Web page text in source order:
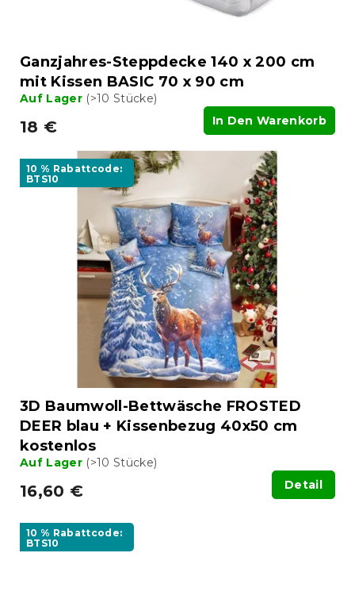
Ganzjahres-Steppdecke 140 x 200 cm
mit Kissen BASIC 70 x 90 cm
Auf Lager (>10 Stücke)
18 € In Den Warenkorb
10 % Rabattcode:
BTS10
3D Baumwoll-Bettwäsche FROSTED
DEER blau + Kissenbezug 40x50 cm
kostenlos
Auf Lager (>10 Stücke)
16,60 € Detail
10 % Rabattcode:
BTS10